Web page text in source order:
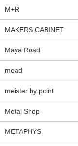
M+R
MAKERS CABINET
Maya Road
mead
meister by point
Metal Shop
METAPHYS